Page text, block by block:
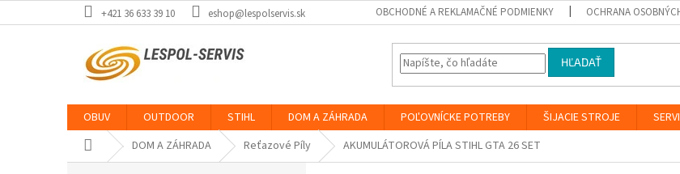
na
+421 36 633 39 10 eshop@lespolservis.sk OBCHODNÉ A REKLAMAČNÉ PODMIENKY OCHRANA
HĽADAŤ
OBUV OUTDOOR STIHL DOM A ZÁHRADA POĽOVNÍCKE POTREBY ŠIJACIE STROJE
DomovDOM A ZÁHRADA Reťazové Píly AKUMULÁTOROVÁ PÍLA STIHL GTA 26 SET